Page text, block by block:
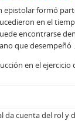
epistolar formó
en el
encontrarse
que desempeñó
en el ejercicio
da cuenta del rol y